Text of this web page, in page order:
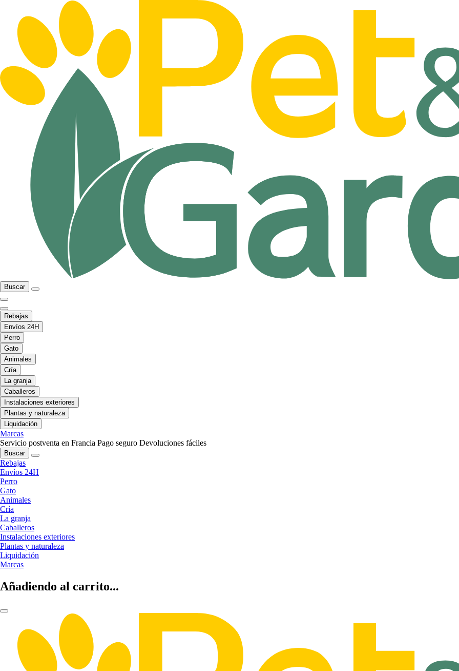
Buscar
Rebajas
Envíos 24H
Perro
Gato
Animales
Cría
La granja
Caballeros
Instalaciones exteriores
Plantas y naturaleza
Liquidación
Marcas
Servicio postventa en Francia Pago seguro Devoluciones fáciles
Buscar
Rebajas
Envíos 24H
Perro
Gato
Animales
Cría
La granja
Caballeros
Instalaciones exteriores
Plantas y naturaleza
Liquidación
Marcas
Añadiendo al carrito...